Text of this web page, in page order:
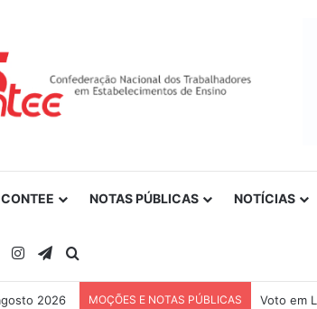
CONTEE NOTAS PÚBLICAS NOTÍCIAS
YouTubeInstagramTelegram
2026 MOÇÕES E NOTAS PÚBLICAS Voto em